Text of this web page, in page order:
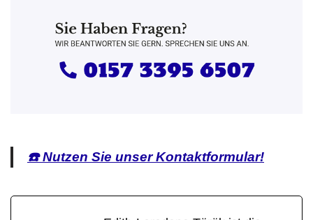
☎️ Nutzen Sie unser Kontaktformular!